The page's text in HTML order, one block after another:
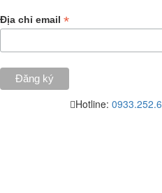
Địa chỉ email *
Hotline: